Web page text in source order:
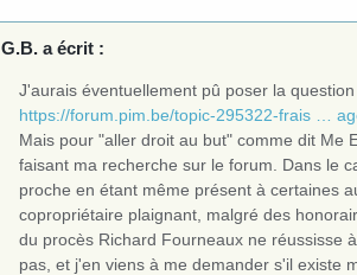
G.B. a écrit :
J'aurais éventuellement pû poser la
https://forum.pim.be/topic-295322-frais …
Mais pour "aller droit au but" comme dit Me
faisant ma recherche sur le forum. Dans le
proche en étant même présent à certaines
copropriétaire plaignant, malgré des
du procès Richard Fourneaux ne réussisse
pas, et j'en viens à me demander s'il existe